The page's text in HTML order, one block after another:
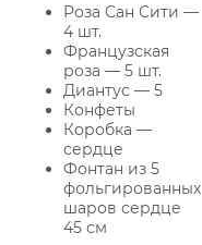
Роза Сан Сити —
4 шт.
Французская
роза — 5 шт.
Диантус — 5
Конфеты
Коробка —
сердце
Фонтан из 5
фольгированных
шаров сердце
45 см